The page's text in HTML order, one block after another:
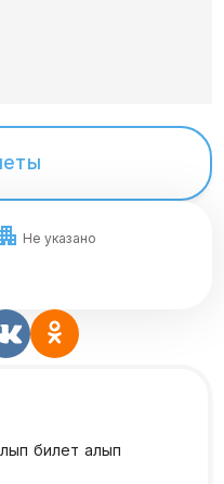
Не указано
билет алып